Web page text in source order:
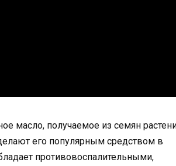
масло, получаемое из семян
его популярным средством в
противовоспалительными,